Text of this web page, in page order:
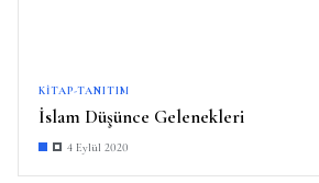
KITAP-TANITIM
İslam Düşünce Gelenekleri
4 Eylül 2020